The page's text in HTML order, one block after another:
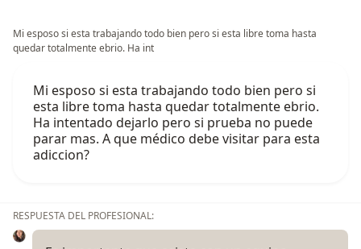
Mi esposo si esta trabajando todo bien pero si esta libre toma hasta
quedar totalmente ebrio. Ha int
Mi esposo si esta trabajando todo bien pero si
esta libre toma hasta quedar totalmente ebrio.
Ha intentado dejarlo pero si prueba no puede
parar mas. A que médico debe visitar para esta
adiccion?
RESPUESTA DEL PROFESIONAL: